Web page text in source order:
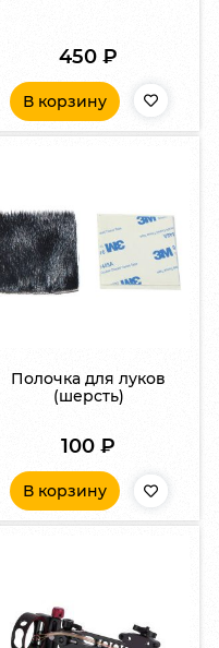
450₽
В корзину
Полочка для луков
(шерсть)
100₽
В корзину